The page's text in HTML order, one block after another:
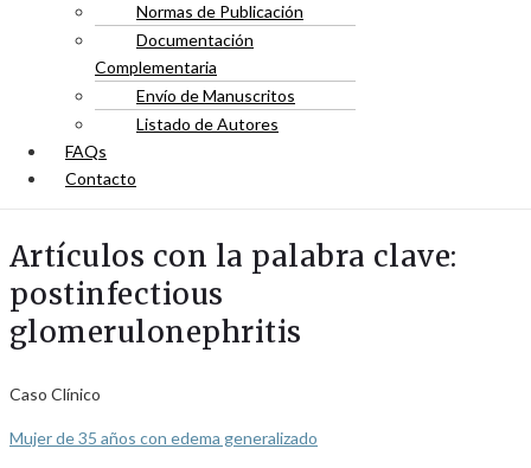
Normas de Publicación
Documentación
Complementaria
Envío de Manuscritos
Listado de Autores
FAQs
Contacto
Artículos con la palabra clave:
postinfectious
glomerulonephritis
Caso Clínico
Mujer de 35 años con edema generalizado